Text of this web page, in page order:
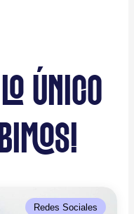
ÚNICO
Redes Sociales